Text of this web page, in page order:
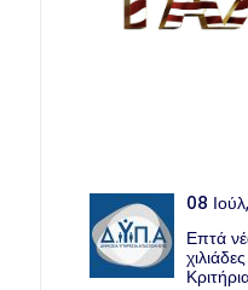
08
Επτά